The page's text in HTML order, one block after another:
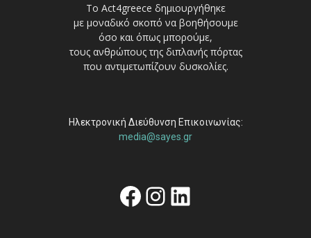
Το Act4greece δημιουργήθηκε
με μοναδικό σκοπό να βοηθήσουμε
όσο και όπως μπορούμε,
τους ανθρώπους της διπλανής πόρτας
που αντιμετωπίζουν δυσκολίες.
Ηλεκτρονική Διεύθυνση Επικοινωνίας:
media@sayes.gr
Facebook
Instagram
Linkedin